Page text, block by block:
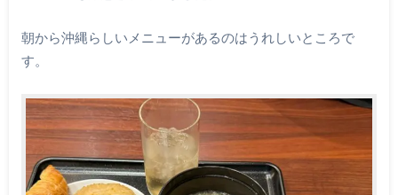
朝から沖縄らしいメニューがあるのはうれしいところで
す。